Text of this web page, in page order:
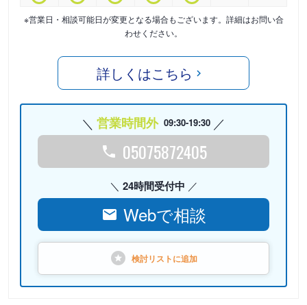
※営業日・相談可能日が変更となる場合もございます。詳細はお問い合
わせください。
詳しくはこちら
営業時間外 09:30-19:30
05075872405
24時間受付中
Webで相談
検討リストに追加